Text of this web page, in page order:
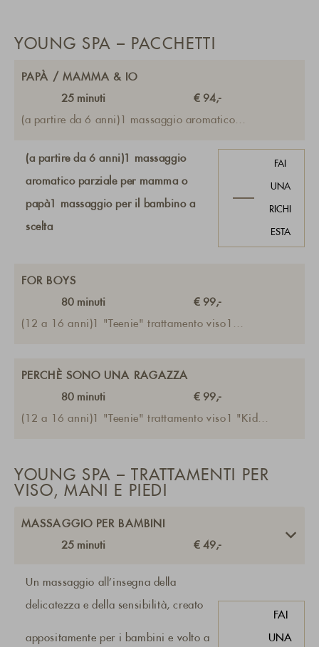
YOUNG SPA – PACCHETTI
PAPÀ / MAMMA & IO
25 minuti
€ 94,-
(a partire da 6 anni)1 massaggio aromatico
bambino a scelta
(a partire da 6 anni)1 massaggio
aromatico parziale per mamma o
papà1 massaggio per il bambino a
scelta
FAI
UNA
RICHI
ESTA
FOR BOYS
80 minuti
€ 99,-
(12 a 16 anni)1 "Teenie" trattamento viso1
PERCHÈ SONO UNA RAGAZZA
80 minuti
€ 99,-
(12 a 16 anni)1 "Teenie" trattamento viso1 "Kids"
YOUNG SPA – TRATTAMENTI PER
VISO, MANI E PIEDI
MASSAGGIO PER BAMBINI
25 minuti € 49,-
Un massaggio all’insegna della
delicatezza e della sensibilità, creato
appositamente per i bambini e volto a
FAI
UNA